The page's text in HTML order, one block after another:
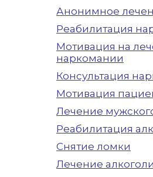
Анонимное
Реабилитация
Мотивация на
наркомании
Консультация
Мотивация
Лечение
Реабилитация
Снятие ломки
Лечение